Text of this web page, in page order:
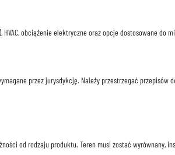
obciążenie elektryczne oraz opcje dostosowane do
przez jurysdykcję. Należy przestrzegać
od rodzaju produktu. Teren musi zostać wyrównany,